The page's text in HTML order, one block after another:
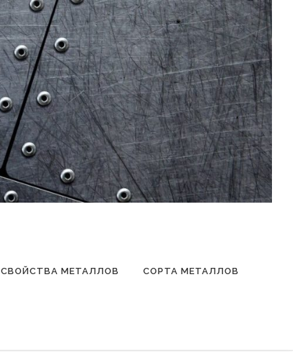
СВОЙСТВА МЕТАЛЛОВ СОРТА МЕТАЛЛОВ